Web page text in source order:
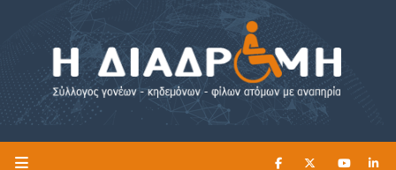
Η ΔΙΑΔΡΟΜΗ ΔΙΑΒΑΣΤΕ ΕΔΩ ►